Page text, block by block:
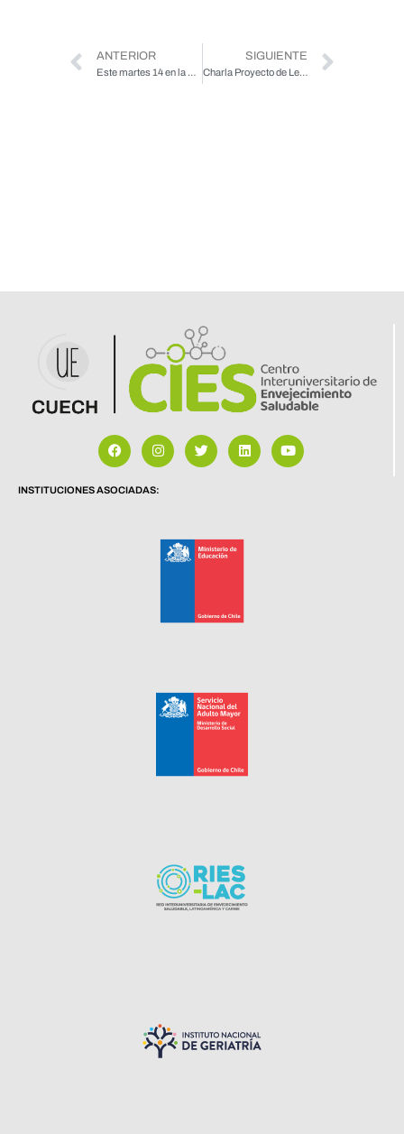
ANTERIOR
Este martes 14 en la Universidad de La Frontera se realizará Jornada del CIES para personas mayores
SIGUIENTE
Charla Proyecto de Ley Integral de las Personas Mayores- 27 de noviembre
INSTITUCIONES ASOCIADAS: